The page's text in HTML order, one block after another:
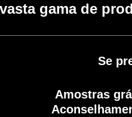
gama de
Se
Amostras